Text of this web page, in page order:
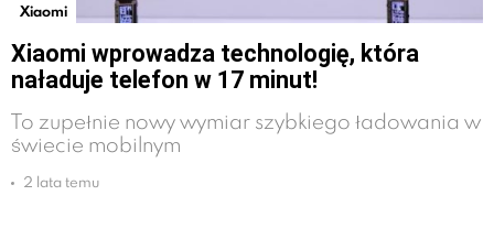
Xiaomi
Xiaomi wprowadza technologię, która
naładuje telefon w 17 minut!
To zupełnie nowy wymiar szybkiego ładowania w
świecie mobilnym
2 lata temu